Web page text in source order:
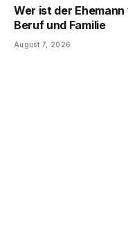
Wer ist der
Beruf und Familie
August 7, 2026